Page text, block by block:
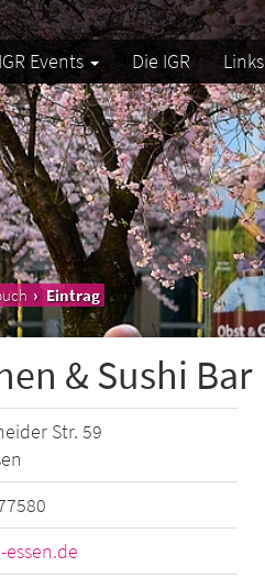
IGR Events Die IGR Links
Eintrag
& Sushi Bar
Str. 59